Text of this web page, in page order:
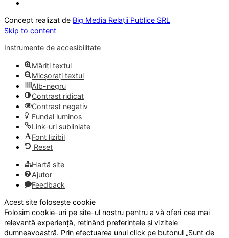
Concept realizat de Big Media Relații Publice SRL
Skip to content
Instrumente de accesibilitate
Măriți textul
Micșorați textul
Alb-negru
Contrast ridicat
Contrast negativ
Fundal luminos
Link-uri subliniate
Font lizibil
Reset
Hartă site
Ajutor
Feedback
Acest site folosește cookie
Folosim cookie-uri pe site-ul nostru pentru a vă oferi cea mai
relevantă experiență, reținând preferințele și vizitele
dumneavoastră. Prin efectuarea unui click pe butonul „Sunt de